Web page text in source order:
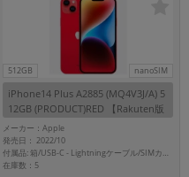
512GB nanoSIM
iPhone14 Plus A2885 (MQ4V3J/A) 5
12GB (PRODUCT)RED 【Rakuten版
SIMフリー】
メーカー：Apple
発売日： 2022/10
付属品: 箱/USB-C - Lightningケーブル/SIMカードツール/マニュアル
在庫数：5